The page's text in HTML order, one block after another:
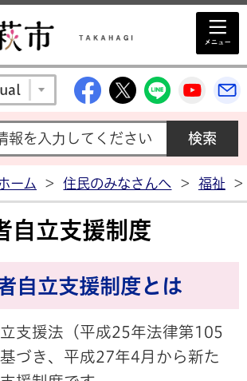
高萩市公式
高萩市公式X
高萩市
高
ーム > 住民のみなさんへ > 福祉 >
自立支援制度
自立支援制度とは
支援法（平成25年法律第105
づき、平成27年4月から新た